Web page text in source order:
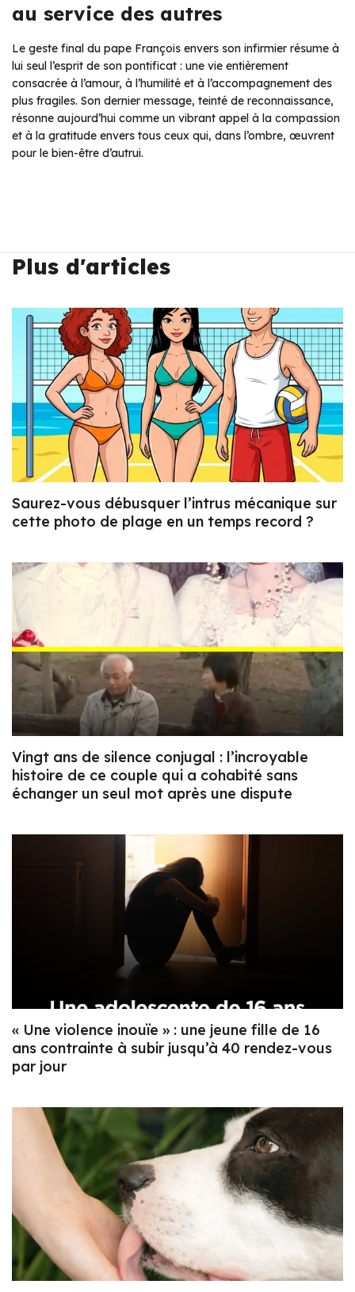
au service des autres
Le geste final du pape François envers son infirmier résume à
lui seul l’esprit de son pontificat : une vie entièrement
consacrée à l’amour, à l’humilité et à l’accompagnement des
plus fragiles. Son dernier message, teinté de reconnaissance,
résonne aujourd’hui comme un vibrant appel à la compassion
et à la gratitude envers tous ceux qui, dans l’ombre, œuvrent
pour le bien-être d’autrui.
Plus d'articles
Saurez-vous débusquer l’intrus mécanique sur
cette photo de plage en un temps record ?
Vingt ans de silence conjugal : l’incroyable
histoire de ce couple qui a cohabité sans
échanger un seul mot après une dispute
« Une violence inouïe » : une jeune fille de 16
ans contrainte à subir jusqu’à 40 rendez-vous
par jour